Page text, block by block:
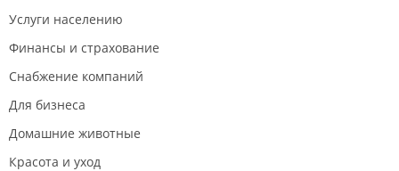
Услуги населению
Финансы и страхование
Снабжение компаний
Для бизнеса
Домашние животные
Красота и уход